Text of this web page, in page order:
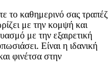
το καθημερινό σας
με την κομψή και
με την εξαιρετική
Είναι η ιδανική
φινέτσα στην